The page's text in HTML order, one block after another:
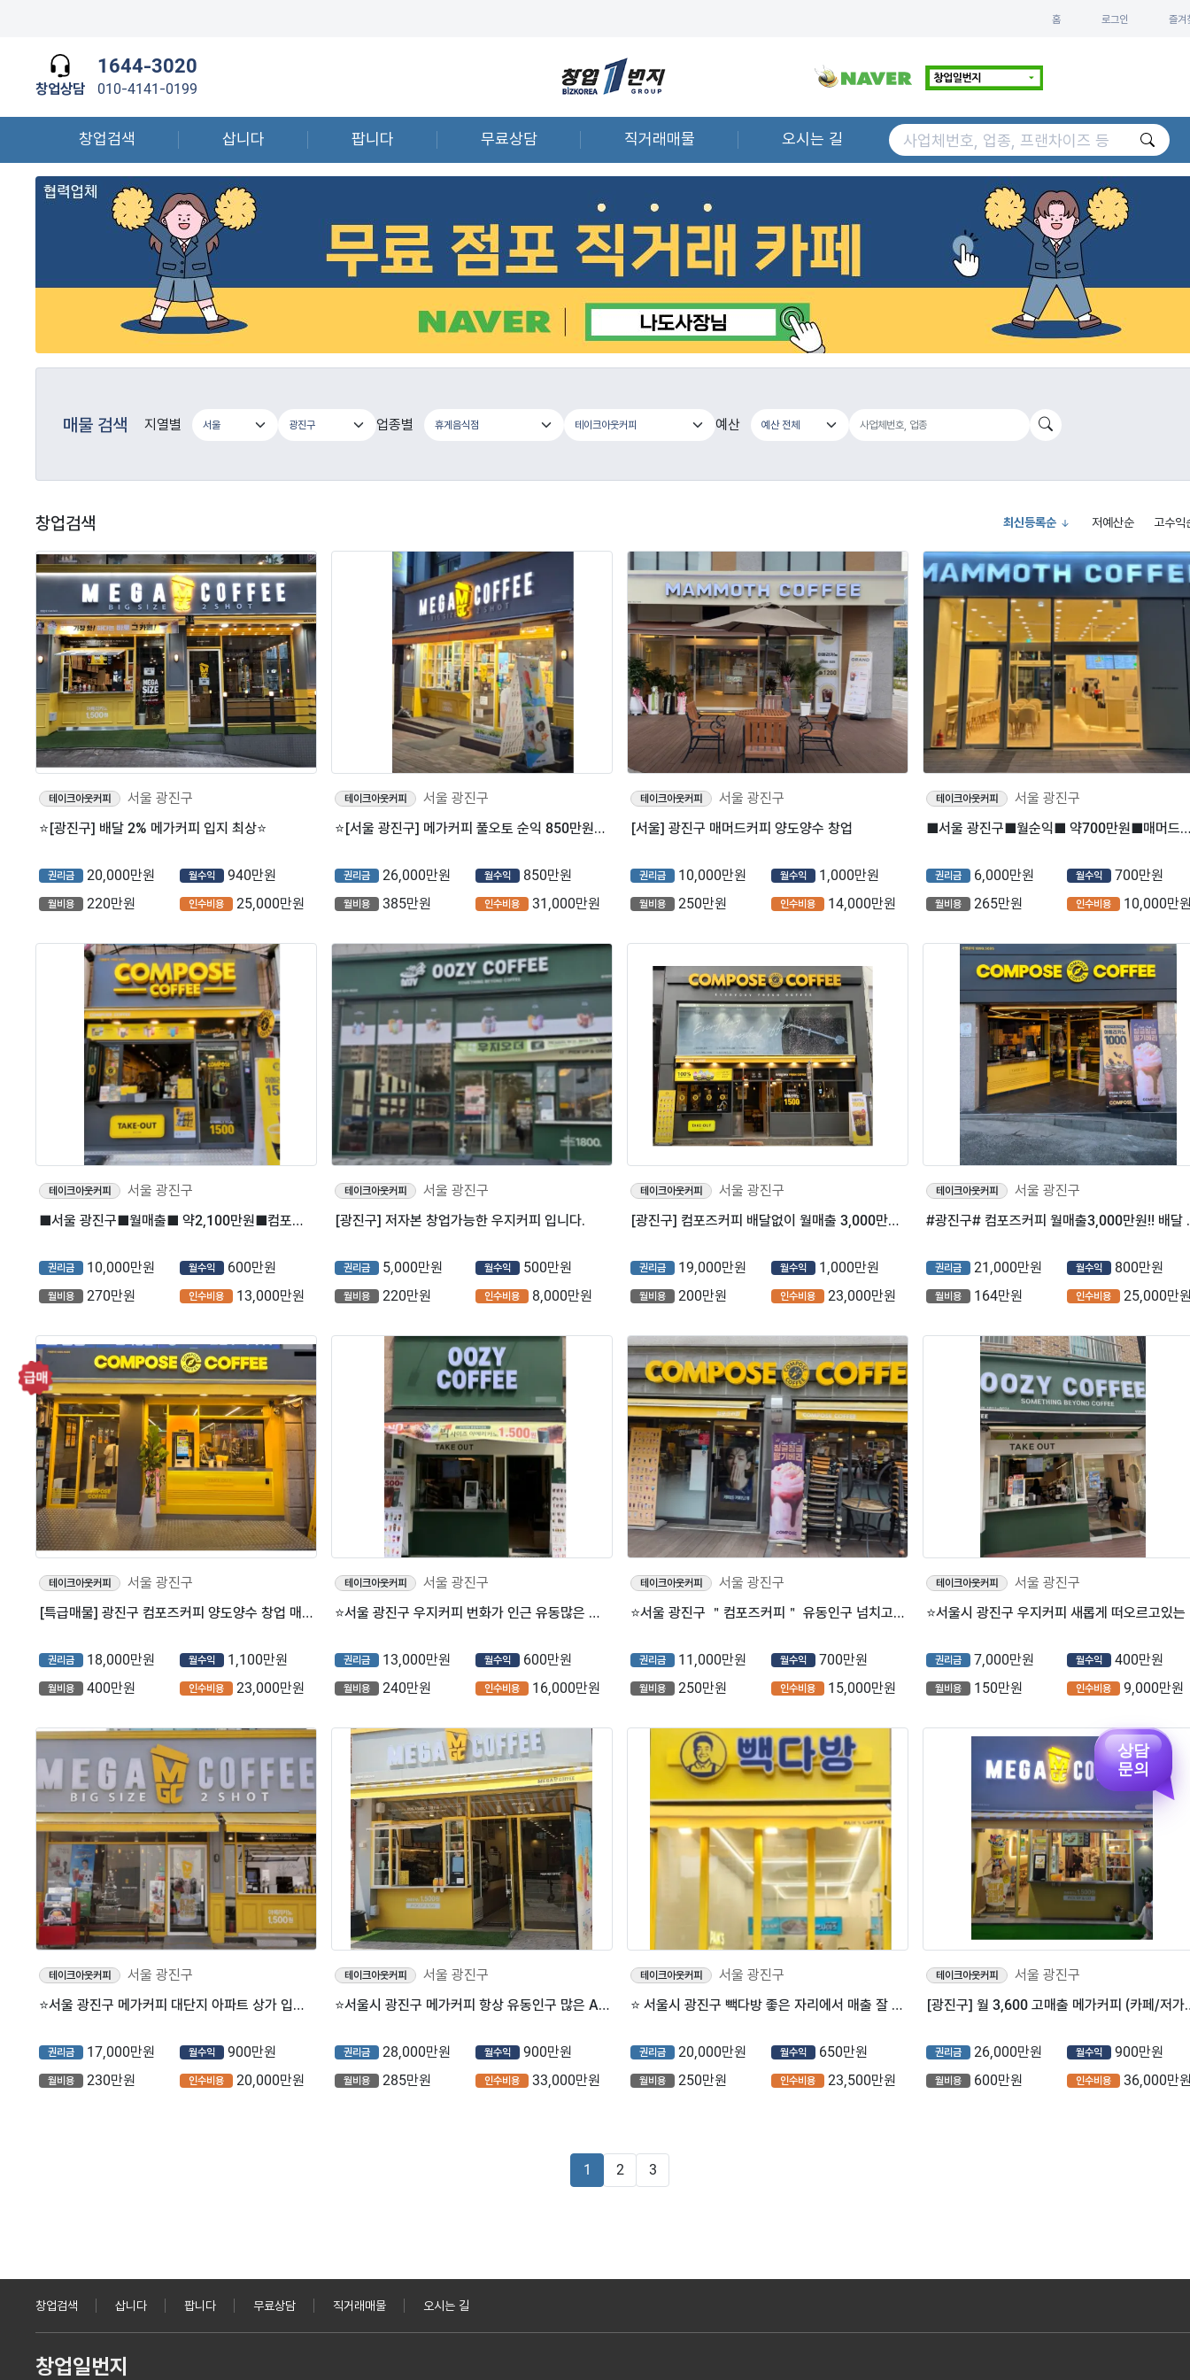
홈 로그인 즐겨
창업상담
1644-3020
010-4141-0199
창업검색 삽니다 팝니다 무료상담 직거래매물 오시는 길
매물 검색 지열별 업종별 예산
창업검색 최신등록순 저예산순 고수익
테이크아웃커피
서울 광진구
⭐️[광진구] 배달 2% 메가커피 입지 최상⭐️
권리금 20,000만원 월수익 940만원
월비용 220만원 인수비용 25,000만원
테이크아웃커피
서울 광진구
⭐️[서울 광진구] 메가커피 풀오토 순익 850만원/ 역세권인근/ 배달낮은매장⭐️
권리금 26,000만원 월수익 850만원
월비용 385만원 인수비용 31,000만원
테이크아웃커피
서울 광진구
[서울] 광진구 매머드커피 양도양수 창업
권리금 10,000만원 월수익 1,000만원
월비용 250만원 인수비용 14,000만원
테이크아웃커피
서울 광진구
■서울 광진구■월순익■ 약700만원■매머드커피 매장나왔습니다.
권리금 6,000만원 월수익 700만원
월비용 265만원 인수비용 10,000만
테이크아웃커피
서울 광진구
■서울 광진구■월매출■ 약2,100만원■컴포즈커피 매장나왔습니다.
권리금 10,000만원 월수익 600만원
월비용 270만원 인수비용 13,000만원
테이크아웃커피
서울 광진구
[광진구] 저자본 창업가능한 우지커피 입니다.
권리금 5,000만원 월수익 500만원
월비용 220만원 인수비용 8,000만원
테이크아웃커피
서울 광진구
[광진구] 컴포즈커피 배달없이 월매출 3,000만원! (프랜차이즈/카페/저가커피)
권리금 19,000만원 월수익 1,000만원
월비용 200만원 인수비용 23,000만원
테이크아웃커피
서울 광진구
#광진구#
권리금 21,000만원 월수익 800만원
월비용 164만원 인수비용 25,000만
테이크아웃커피
서울 광진구
[특급매물] 광진구 컴포즈커피 양도양수 창업 매물 (프랜차이즈/저가커피/카페)
권리금 18,000만원 월수익 1,100만원
월비용 400만원 인수비용 23,000만원
테이크아웃커피
서울 광진구
⭐서울 광진구 우지커피 번화가 인근 유동많은 상권 풀오토 운영 중⭐
권리금 13,000만원 월수익 600만원
월비용 240만원 인수비용 16,000만원
테이크아웃커피
서울 광진구
⭐서울 광진구 ＂컴포즈커피＂ 유동인구 넘치고 매출 잘 나옵니다 배달없는 매장 ⭐
권리금 11,000만원 월수익 700만원
월비용 250만원 인수비용 15,000만원
테이크아웃커피
서울 광진구
권리금 7,000만원 월수익 400만원
월비용 150만원 인수비용 9,000만원
테이크아웃커피
서울 광진구
⭐서울 광진구 메가커피 대단지 아파트 상가 입점해 안정적으로 매출이 나오는 매장입니다.
권리금 17,000만원 월수익 900만원
월비용 230만원 인수비용 20,000만원
테이크아웃커피
서울 광진구
⭐서울시 광진구 메가커피 항상 유동인구 많은 A급 입지에서 고수익 나오는 풀오토 매장입니다.
권리금 28,000만원 월수익 900만원
월비용 285만원 인수비용 33,000만원
테이크아웃커피
서울 광진구
⭐ 서울시 광진구 빽다방 좋은 자리에서 매출 잘 나오는 매장입니다.
권리금 20,000만원 월수익 650만원
월비용 250만원 인수비용 23,500만원
테이크아웃커피
서울 광진구
[광진구] 월
권리금 26,000만원 월수익 900만원
월비용 600만원 인수비용 36,000만
1 2 3
창업검색 삽니다 팝니다 무료상담 직거래매물 오시는 길
창업일번지
상담
문의